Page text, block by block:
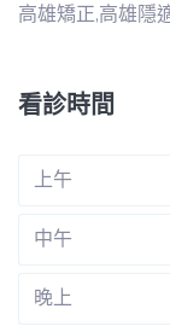
高雄矯正,高雄隱
看診時間
上午
中午
晚上